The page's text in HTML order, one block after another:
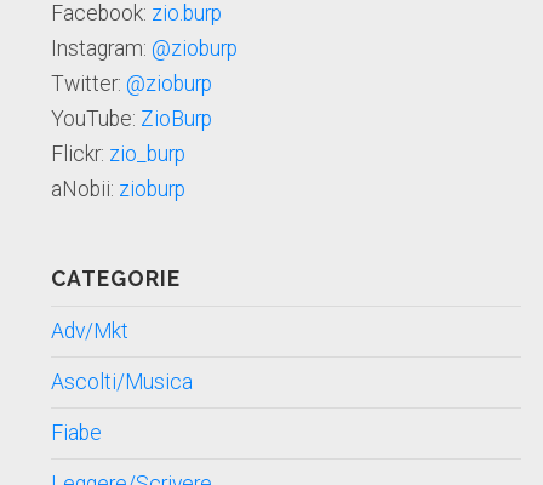
Facebook: zio.burp
Instagram: @zioburp
Twitter: @zioburp
YouTube: ZioBurp
Flickr: zio_burp
aNobii: zioburp
CATEGORIE
Adv/Mkt
Ascolti/Musica
Fiabe